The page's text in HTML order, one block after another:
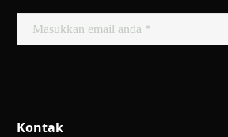
Kontak